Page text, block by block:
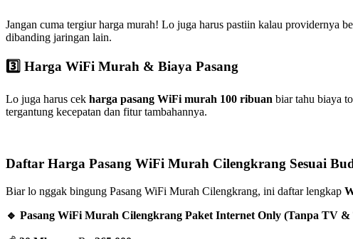
Jangan cuma tergiur harga murah! Lo juga harus pastiin kalau providernya
dibanding jaringan lain.
3️⃣ Harga WiFi Murah & Biaya Pasang
Lo juga harus cek harga pasang WiFi murah 100 ribuan biar tahu biaya
tergantung kecepatan dan fitur tambahannya.
Daftar Harga Pasang WiFi Murah Cilengkrang Sesuai
Biar lo nggak bingung Pasang WiFi Murah Cilengkrang, ini daftar lengkap
🔹 Pasang WiFi Murah Cilengkrang Paket Internet Only (Tanpa TV &